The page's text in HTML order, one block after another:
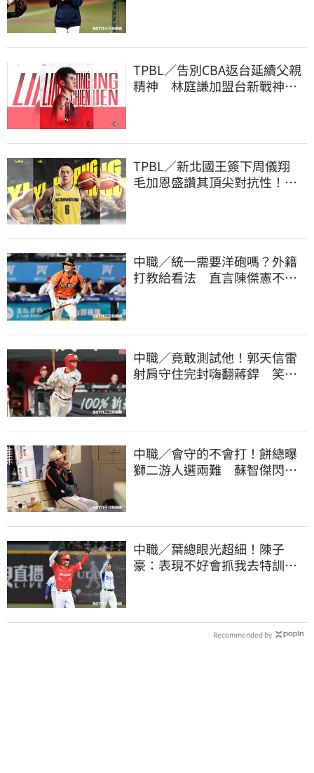
TPBL／告別CBA返台延續父親
精神 林庭謙加盟台新戰神！
TPBL／新北國王簽下周儀翔
毛加恩盛讚其頂尖對抗性！盼
中職／統一需要洋砲嗎？外籍
打教給看法 直言陳傑憲不能
中職／竟敢測試他！郭天信雷
射肩守住完封嗨翻蔣銲 笑談
中職／會守的不會打！餅總曝
獅二游人選兩難 蘇智傑閃到
中職／葉總眼光超細！陳子
豪：表現不好會抓我去特訓
Recommended by